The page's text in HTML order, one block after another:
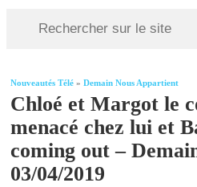
Nouveautés Télé »Demain Nous Appartient
Chloé et Margot le
menacé chez lui et
coming out –
03/04/2019